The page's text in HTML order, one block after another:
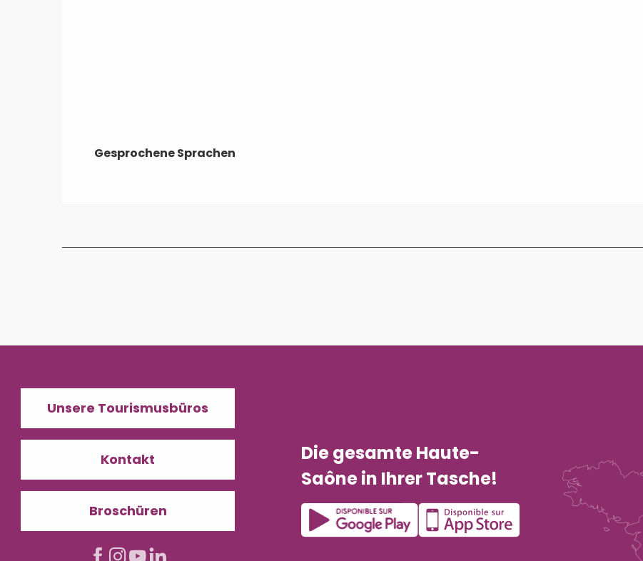
Gesprochene Sprachen
Gesprochene Sprachen
Unsere Tourismusbüros
Kontakt
Broschüren
Die gesamte Haute-
Saône in Ihrer Tasche!